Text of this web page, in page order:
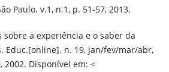
Paulo. v.1, n.1, p. 51-57, 2013.
sobre a experiência e o saber da
Educ.[online]. n. 19, jan/fev/mar/abr,
2002. Disponível em: <